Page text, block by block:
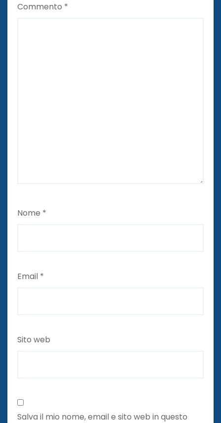
Commento *
Nome *
Email *
Sito web
Salva il mio nome, email e sito web in questo